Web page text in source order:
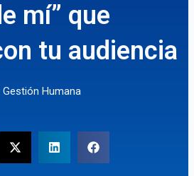
mí” que
tu audiencia
Gestión Humana